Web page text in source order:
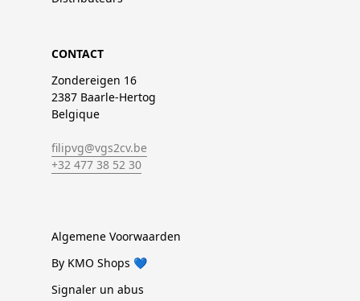
CONTACT
Zondereigen 16
2387 Baarle-Hertog
Belgique
filipvg@vgs2cv.be
+32 477 38 52 30
Algemene Voorwaarden
By KMO Shops 💙
Signaler un abus